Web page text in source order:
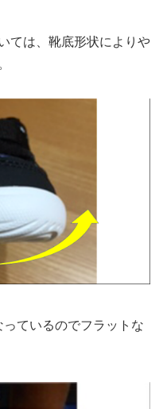
ては、靴底形状によりや
ているのでフラットな